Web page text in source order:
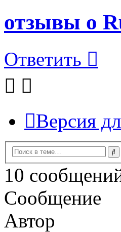
отзывы о
Ответить
Версия
10
Сообщение
Автор